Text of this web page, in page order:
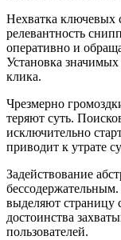
Нехватка ключевых
релевантность
оперативно и
Установка
клика.
Чрезмерно
теряют суть.
исключительно
приводит к утрате
Задействование
выделяют страницу
достоинства
пользователей.